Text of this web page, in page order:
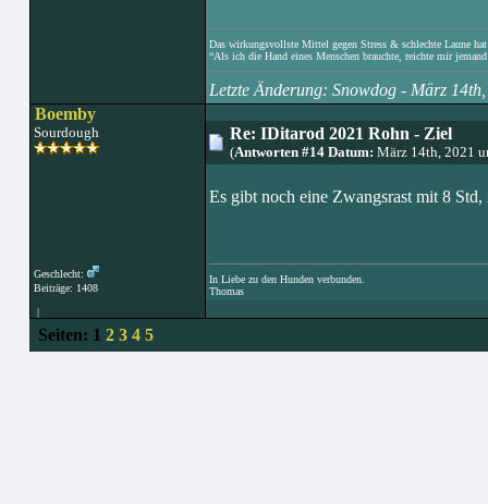
Das wirkungsvollste Mittel gegen Stress & schlechte Laune
“Als ich die Hand eines Menschen brauchte, reichte mir jemand
Letzte Änderung: Snowdog - März
Boemby
Sourdough
Geschlecht:
Beiträge: 1408
|
Re: IDitarod 2021 Rohn - Ziel
(Antworten #14 Datum: März 14th, 2021
Es gibt noch eine Zwangsrast mit 8
In Liebe zu den Hunden verbunden.
Thomas
Seiten: 1 2 3 4 5